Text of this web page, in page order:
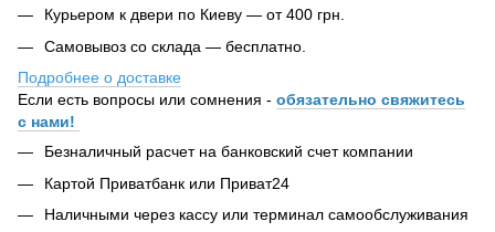
Курьером к двери по Киеву — от 400 грн.
Самовывоз со склада — бесплатно.
Подробнее о доставке
Если есть вопросы или сомнения - обязательно свяжитесь
с нами!
Безналичный расчет на банковский счет компании
Картой Приватбанк или Приват24
Наличными через кассу или терминал самообслуживания